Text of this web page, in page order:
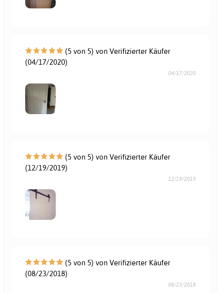
(5 von 5) von Verifizierter Käufer
(04/17/2020)
04/17/2020
(5 von 5) von Verifizierter Käufer
(12/19/2019)
12/19/2019
(5 von 5) von Verifizierter Käufer
(08/23/2018)
08/23/2018